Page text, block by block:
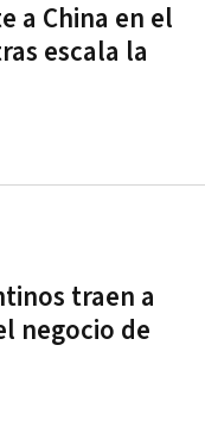
a China en el
escala la
traen a
negocio de